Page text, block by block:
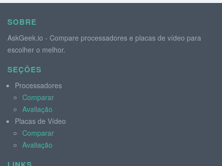
SOBRE
AskGeek.io - Compare processadores e placas de vídeo para
escolher o melhor.
SEÇÕES
Processadores
Comparar
Avaliação
Placas de Vídeo
Comparar
Avaliação